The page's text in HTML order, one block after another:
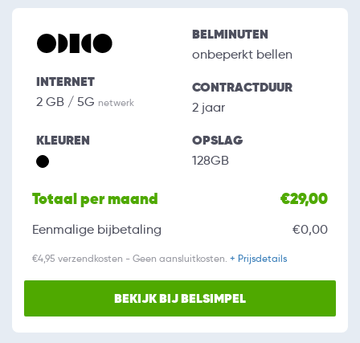
INTERNET
2 GB / 5G netwerk
BELMINUTEN
onbeperkt bellen
CONTRACTDUUR
2 jaar
KLEUREN OPSLAG
128GB
Totaal per maand €29,00
Eenmalige bijbetaling €0,00
€4,95 verzendkosten - Geen aansluitkosten. + Prijsdetails
BEKIJK BIJ BELSIMPEL